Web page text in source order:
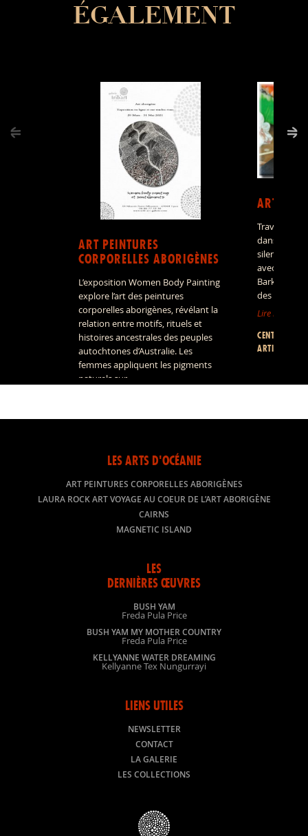
ÉGALEMENT
ART PEINTURES
CORPORELLES ABORIGÈNES
L’exposition Women Body Painting
explore l’art des peintures
corporelles aborigènes, révélant la
relation entre motifs, rituels et
histoires ancestrales des peuples
autochtones d’Australie. Les
femmes appliquent les pigments
naturels sur…
EXPOSITION
ARTISTS
Traverser le
dans un
silencieux,
avec les
Barkly
des
Lire la suite »
CENTRES
ARTISTIQUES
LES ARTS D'OCÉANIE
ART PEINTURES CORPORELLES ABORIGÈNES
LAURA ROCK ART VOYAGE AU COEUR DE L’ART ABORIGÈNE
CAIRNS
MAGNETIC ISLAND
LES
DERNIÈRES ŒUVRES
BUSH YAM
Freda Pula Price
BUSH YAM MY MOTHER COUNTRY
Freda Pula Price
KELLYANNE WATER DREAMING
Kellyanne Tex Nungurrayi
LIENS UTILES
NEWSLETTER
CONTACT
LA GALERIE
LES COLLECTIONS